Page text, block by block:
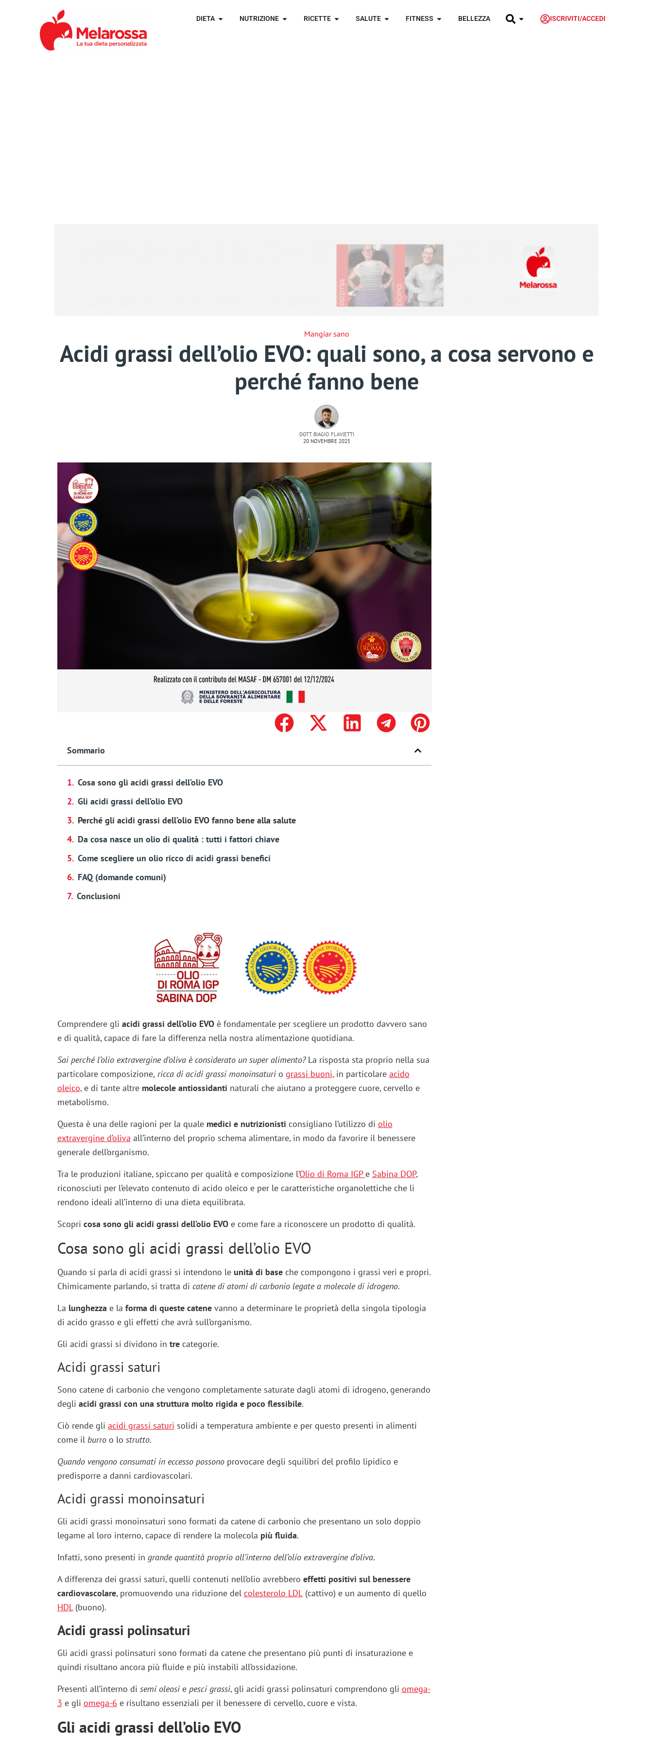
DIETA NUTRIZIONE RICETTE SALUTE FITNESS BELLEZZA ISCRIVITI/ACCEDI
Mangiar sano
Acidi grassi dell’olio EVO: quali sono, a cosa servono e
perché fanno bene
DOTT. BIAGIO FLAVIETTI
20 NOVEMBRE 2025
Sommario
Cosa sono gli acidi grassi dell’olio EVO
Gli acidi grassi dell’olio EVO
Perché gli acidi grassi dell’olio EVO fanno bene alla salute
Da cosa nasce un olio di qualità : tutti i fattori chiave
Come scegliere un olio ricco di acidi grassi benefici
FAQ (domande comuni)
Conclusioni
Comprendere gli acidi grassi dell’olio EVO è fondamentale per scegliere un prodotto davvero sano
e di qualità, capace di fare la differenza nella nostra alimentazione quotidiana.
Sai perché l’olio extravergine d’oliva è considerato un super alimento?La risposta sta proprio nella sua
particolare composizione, ricca di acidi grassi monoinsaturio grassi buoni,in particolare acido
oleico,e di tante altre molecole antiossidanti naturali che aiutano a proteggere cuore, cervello e
metabolismo.
Questa è una delle ragioni per la quale medici e nutrizionisti consigliano l’utilizzo di olio
extravergine d’oliva all’interno del proprio schema alimentare, in modo da favorire il benessere
generale dell’organismo.
Tra le produzioni italiane, spiccano per qualità e composizione l’Olio di Roma IGP e Sabina DOP,
riconosciuti per l’elevato contenuto di acido oleico e per le caratteristiche organolettiche che li
rendono ideali all’interno di una dieta equilibrata.
Scopri cosa sono gli acidi grassi dell’olio EVOe come fare a riconoscere un prodotto di qualità.
Cosa sono gli acidi grassi dell’olio EVO
Quando si parla di acidi grassi si intendono le unità di baseche compongono i grassi veri e propri.
Chimicamente parlando, si tratta di catene di atomi di carbonio legate a molecole di idrogeno.
La lunghezza e la forma di queste catenevanno a determinare le proprietà della singola tipologia
di acido grasso e gli effetti che avrà sull’organismo.
Gli acidi grassi si dividono in trecategorie.
Acidi grassi saturi
Sono catene di carbonio che vengono completamente saturate dagli atomi di idrogeno, generando
degli acidi grassi con una struttura molto rigida e poco flessibile.
Ciò rende gli acidi grassi saturi solidi a temperatura ambiente e per questo presenti in alimenti
come il burroo lo strutto.
Quando vengono consumati in eccesso possonoprovocare degli squilibri del profilo lipidico e
predisporre a danni cardiovascolari.
Acidi grassi monoinsaturi
Gli acidi grassi monoinsaturi sono formati da catene di carbonio che presentano un solo doppio
legame al loro interno, capace di rendere la molecola più fluida.
Infatti, sono presenti in grande quantità proprio all’interno dell’olio extravergine d’oliva.
A differenza dei grassi saturi, quelli contenuti nell’olio avrebbero effetti positivi sul benessere
cardiovascolare, promuovendo una riduzione del colesterolo LDL (cattivo) e un aumento di quello
HDL (buono).
Acidi grassi polinsaturi
Gli acidi grassi polinsaturi sono formati da catene che presentano più punti di insaturazione e
quindi risultano ancora più fluide e più instabili all’ossidazione.
Presenti all’interno di semi oleosi epesci grassi, gli acidi grassi polinsaturi comprendono gli omega-
3 e gli omega-6 e risultano essenziali per il benessere di cervello, cuore e vista.
Gli acidi grassi dell’olio EVO